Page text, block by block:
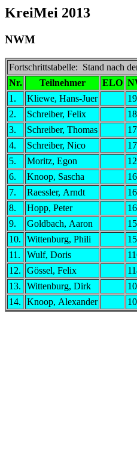
KreiMei 2013
NWM
Fortschrittstabelle: Stand nach
Nr.
Teilnehmer ELO
1.
Kliewe, Hans-Juer
2.
Schreiber, Felix
3.
Schreiber, Thomas
4.
Schreiber, Nico
5.
Moritz, Egon
6.
Knoop, Sascha
7.
Raessler, Arndt
8.
Hopp, Peter
9.
Goldbach, Aaron
10.
Wittenburg, Phili
11.
Wulf, Doris
12.
Gössel, Felix
13.
Wittenburg, Dirk
14.
Knoop, Alexander